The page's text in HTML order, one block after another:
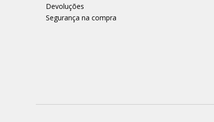
Devoluções
Segurança na compra